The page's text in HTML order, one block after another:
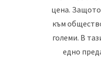
цена.
към
големи. В
едно